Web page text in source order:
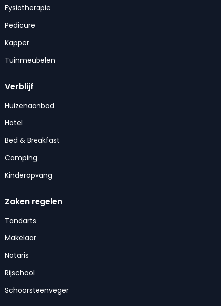
Fysiotherapie
Pedicure
Kapper
Tuinmeubelen
Verblijf
Huizenaanbod
Hotel
Bed & Breakfast
Camping
Kinderopvang
Zaken regelen
Tandarts
Makelaar
Notaris
Rijschool
Schoorsteenveger